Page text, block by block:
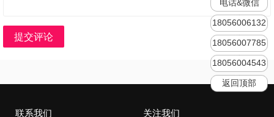
提交评论
联系我们 关注我们
电话&微信
18056006132
18056007785
18056004543
返回顶部